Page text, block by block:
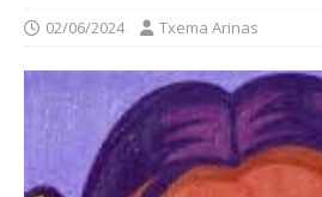
02/06/2024 Txema Arinas